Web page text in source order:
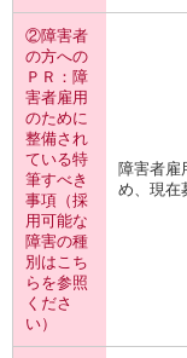
②障害者
の方への
ＰＲ：障
害者雇用
のために
整備され
ている特
筆すべき
事項（採
用可能な
障害の種
別はこち
らを参照
くださ
い）
障害者雇
め、現在